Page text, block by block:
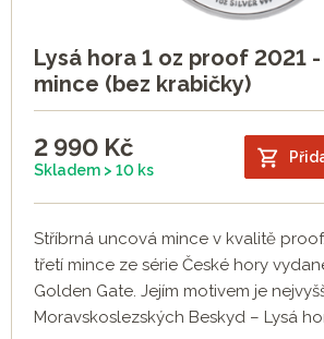
Lysá hora 1 oz proof 2021
mince (bez krabičky)
2 990 Kč
Skladem > 10 ks
Stříbrná uncová mince v kvalitě
třetí mince ze série České hory
Golden Gate. Jejím motivem je
Moravskoslezských Beskyd – Lysá